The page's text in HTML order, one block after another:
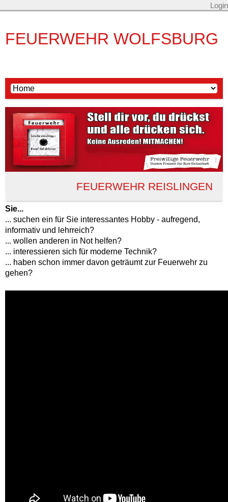
Login
FEUERWEHR WOLFSBURG
FEUERWEHR REISLINGEN
Sie...
... suchen ein für Sie interessantes Hobby - aufregend,
informativ und lehrreich?
... wollen anderen in Not helfen?
... interessieren sich für moderne Technik?
... haben schon immer davon geträumt zur Feuerwehr zu
gehen?